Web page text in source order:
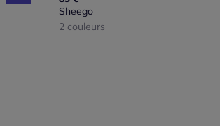
Sheego
2 couleurs